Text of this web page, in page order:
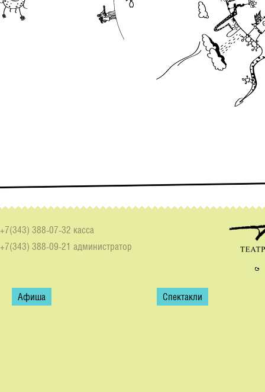
+7(343) 388-07-32 касса
+7(343) 388-09-21 администратор
Афиша Спектакли